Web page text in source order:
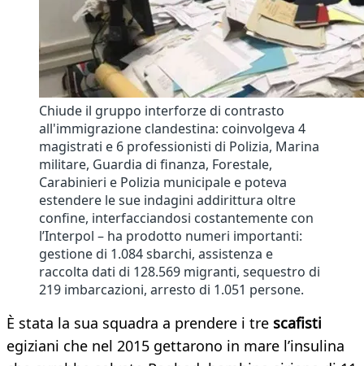
Chiude il gruppo interforze di contrasto
all'immigrazione clandestina: coinvolgeva 4
magistrati e 6 professionisti di Polizia, Marina
militare, Guardia di finanza, Forestale,
Carabinieri e Polizia municipale e poteva
estendere le sue indagini addirittura oltre
confine, interfacciandosi costantemente con
l’Interpol – ha prodotto numeri importanti:
gestione di 1.084 sbarchi, assistenza e
raccolta dati di 128.569 migranti, sequestro di
219 imbarcazioni, arresto di 1.051 persone.
È stata la sua squadra a prendere i tre scafisti
egiziani che nel 2015 gettarono in mare l’insulina